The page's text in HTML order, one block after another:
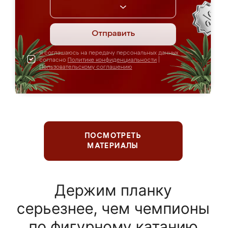
Отправить
Я соглашаюсь на передачу персональных данных
согласно Политике конфиденциальности
Пользовательскому соглашению
ПОСМОТРЕТЬ
МАТЕРИАЛЫ
Держим планку
серьезнее, чем чемпионы